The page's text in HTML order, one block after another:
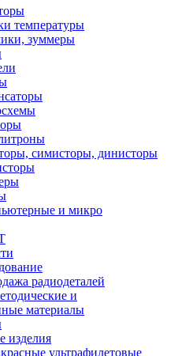
температуры
зуммеры
симисторы, динисторы
и микро
радиодеталей
и
материалы
изделия
ультрафилетовые